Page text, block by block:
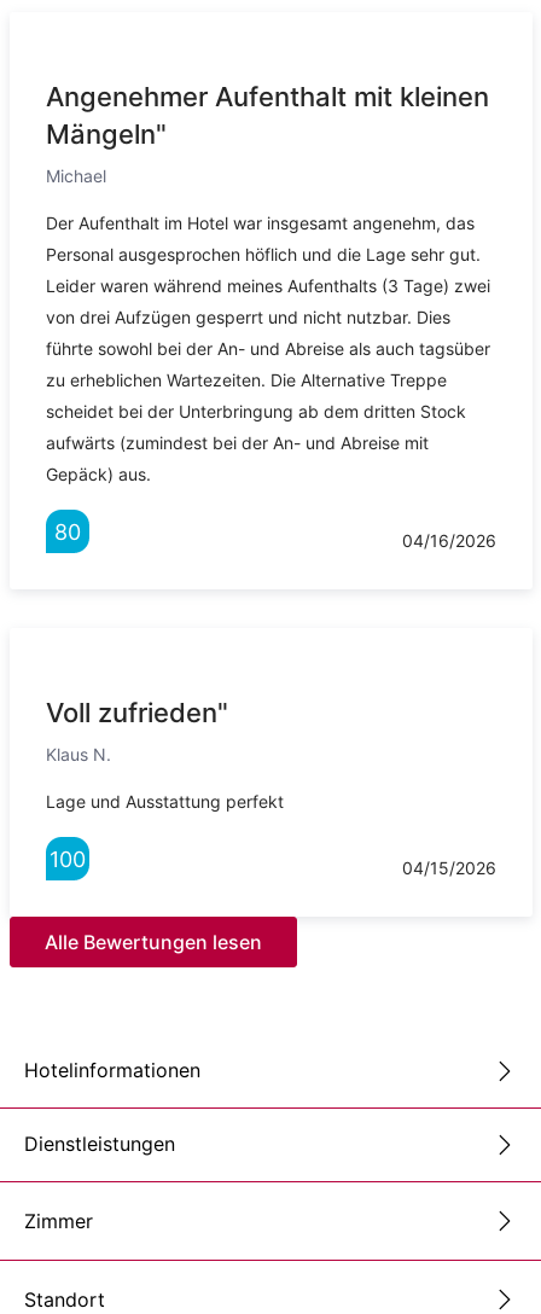
Angenehmer Aufenthalt mit kleinen
Mängeln"
Michael
Der Aufenthalt im Hotel war insgesamt angenehm, das
Personal ausgesprochen höflich und die Lage sehr gut.
Leider waren während meines Aufenthalts (3 Tage) zwei
von drei Aufzügen gesperrt und nicht nutzbar. Dies
führte sowohl bei der An- und Abreise als auch tagsüber
zu erheblichen Wartezeiten. Die Alternative Treppe
scheidet bei der Unterbringung ab dem dritten Stock
aufwärts (zumindest bei der An- und Abreise mit
Gepäck) aus.
80 04/16/2026
Voll zufrieden"
Klaus N.
Lage und Ausstattung perfekt
100 04/15/2026
Alle Bewertungen lesen
Hotelinformationen
Dienstleistungen
Zimmer
Standort